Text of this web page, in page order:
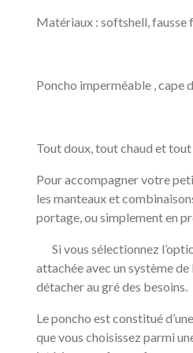
Matériaux : softshell, fausse
Poncho imperméable , cape
Tout doux, tout chaud et
Pour accompagner votre
les manteaux et
portage, ou simplement en
Si vous sélectionnez
attachée avec un système
détacher au gré des
Le poncho est constitué
que vous choisissez parmi